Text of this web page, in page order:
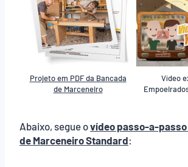
Projeto em PDF da Bancada
de Marceneiro
Vídeo
Abaixo, segue ovídeo passo-a-passo
de Marceneiro Standard: